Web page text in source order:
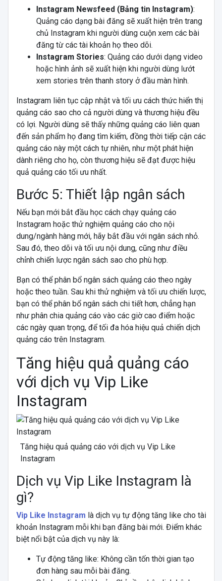
Instagram Newsfeed (Bảng tin Instagram):
Quảng cáo dạng bài đăng sẽ xuất hiện trên trang
chủ Instagram khi người dùng cuộn xem các bài
đăng từ các tài khoản họ theo dõi.
Instagram Stories: Quảng cáo dưới dạng video
hoặc hình ảnh sẽ xuất hiện khi người dùng lướt
xem stories trên thanh story ở đầu màn hình.
Instagram liên tục cập nhật và tối ưu cách thức hiển thị
quảng cáo sao cho cả người dùng và thương hiệu đều
có lợi. Người dùng sẽ thấy những quảng cáo liên quan
đến sản phẩm họ đang tìm kiếm, đồng thời tiếp cận các
quảng cáo này một cách tự nhiên, như một phát hiện
dành riêng cho họ, còn thương hiệu sẽ đạt được hiệu
quả quảng cáo tối ưu nhất.
Bước 5: Thiết lập ngân sách
Nếu bạn mới bắt đầu học cách chạy quảng cáo
Instagram hoặc thử nghiệm quảng cáo cho nội
dung/ngành hàng mới, hãy bắt đầu với ngân sách nhỏ.
Sau đó, theo dõi và tối ưu nội dung, cũng như điều
chỉnh chiến lược ngân sách sao cho phù hợp.
Bạn có thể phân bổ ngân sách quảng cáo theo ngày
hoặc theo tuần. Sau khi thử nghiệm và tối ưu chiến lược,
bạn có thể phân bổ ngân sách chi tiết hơn, chẳng hạn
như phân chia quảng cáo vào các giờ cao điểm hoặc
các ngày quan trọng, để tối đa hóa hiệu quả chiến dịch
quảng cáo trên Instagram.
Tăng hiệu quả quảng cáo
với dịch vụ Vip Like
Instagram
Tăng hiệu quả quảng cáo với dịch vụ Vip Like
Instagram
Dịch vụ Vip Like Instagram là
gì?
Vip Like Instagram là dịch vụ tự động tăng like cho tài
khoản Instagram mỗi khi bạn đăng bài mới. Điểm khác
biệt nổi bật của dịch vụ này là:
Tự động tăng like: Không cần tốn thời gian tạo
đơn hàng sau mỗi bài đăng.